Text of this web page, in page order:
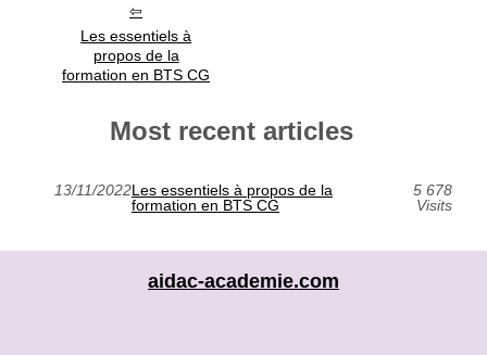
Les essentiels à
propos de la
formation en BTS CG
Most recent articles
13/11/2022Les essentiels à propos de la
formation en BTS CG
5 678
Visits
aidac-academie.com